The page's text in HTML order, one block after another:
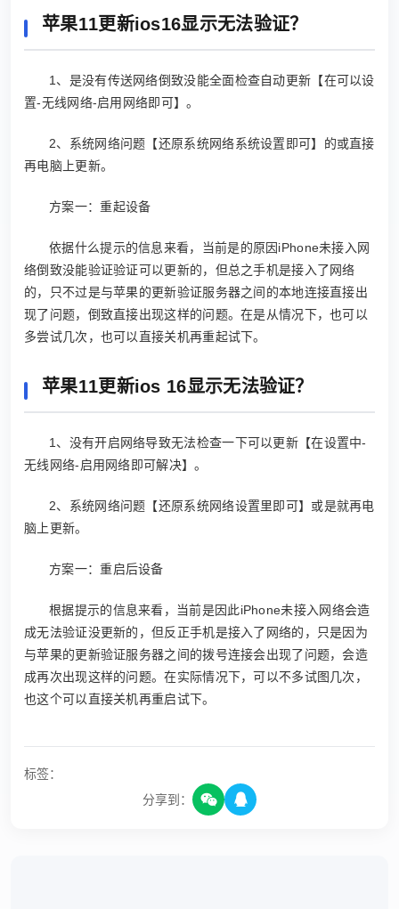
苹果11更新ios16显示无法验证？
1、是没有传送网络倒致没能全面检查自动更新【在可以设
置-无线网络-启用网络即可】。
2、系统网络问题【还原系统网络系统设置即可】的或直接
再电脑上更新。
方案一：重起设备
依据什么提示的信息来看，当前是的原因iPhone未接入网
络倒致没能验证验证可以更新的，但总之手机是接入了网络
的，只不过是与苹果的更新验证服务器之间的本地连接直接出
现了问题，倒致直接出现这样的问题。在是从情况下，也可以
多尝试几次，也可以直接关机再重起试下。
苹果11更新ios 16显示无法验证？
1、没有开启网络导致无法检查一下可以更新【在设置中-
无线网络-启用网络即可解决】。
2、系统网络问题【还原系统网络设置里即可】或是就再电
脑上更新。
方案一：重启后设备
根据提示的信息来看，当前是因此iPhone未接入网络会造
成无法验证没更新的，但反正手机是接入了网络的，只是因为
与苹果的更新验证服务器之间的拨号连接会出现了问题，会造
成再次出现这样的问题。在实际情况下，可以不多试图几次，
也这个可以直接关机再重启试下。
标签：
分享到：